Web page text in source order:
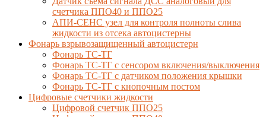
счетчика ППО40 и ППО25
АПИ-СЕНС узел для контроля полноты слива
жидкости из отсека автоцистерны
Фонарь взрывозащищенный автоцистерн
Фонарь ТС-ТГ
Фонарь ТС-ТГ с сенсором включения/выключения
Фонарь ТС-ТГ с датчиком положения крышки
Фонарь ТС-ТГ с кнопочным постом
Цифровые счетчики жидкости
Цифровой счетчик ППО25